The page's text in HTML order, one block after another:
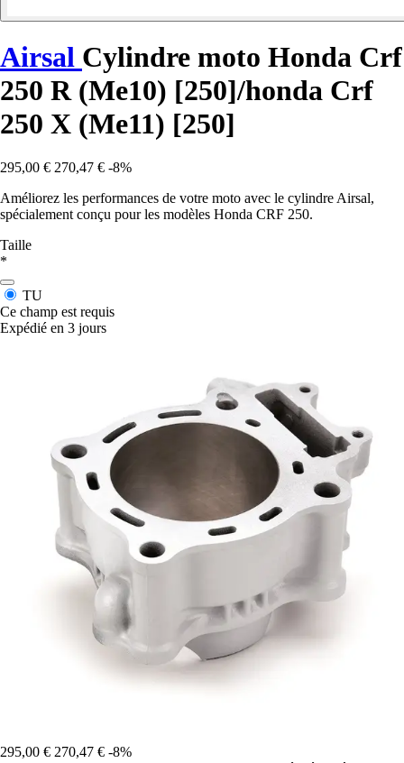
Airsal Cylindre moto Honda Crf
250 R (Me10) [250]/honda Crf
250 X (Me11) [250]
295,00 € 270,47 € -8%
Améliorez les performances de votre moto avec le cylindre Airsal,
spécialement conçu pour les modèles Honda CRF 250.
Taille
*
TU
Ce champ est requis
Expédié en 3 jours
295,00 € 270,47 € -8%